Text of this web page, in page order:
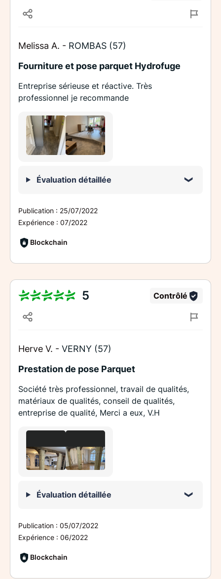
Melissa A. - ROMBAS (57)
Fourniture et pose parquet Hydrofuge
Entreprise sérieuse et réactive. Très
professionnel je recommande
Évaluation détaillée
Publication : 25/07/2022
Expérience : 07/2022
Blockchain
5 Contrôlé
Herve V. - VERNY (57)
Prestation de pose Parquet
Société très professionnel, travail de qualités,
matériaux de qualités, conseil de qualités,
entreprise de qualité, Merci a eux, V.H
Évaluation détaillée
Publication : 05/07/2022
Expérience : 06/2022
Blockchain